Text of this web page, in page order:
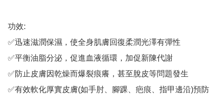
功效:
✅迅速滋潤保濕，使全身肌膚回復柔潤光澤有彈性
✅平衡油脂分泌，促進血液循環，加促新陳代謝
✅防止皮膚因乾燥而爆裂痕癢，甚至脫皮等問題發生
✅有效軟化厚實皮膚(如手肘、腳踝、疤痕、指甲邊沿)預防